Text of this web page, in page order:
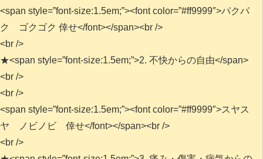
<span style=”font-size:1.5em;”><font color=”#ff9999″>パクパ
ク ゴクゴク 倖せ</font></span><br />
<br />
★<span style=”font-size:1.5em;”>2. 不快からの自由</span>
<br />
<br />
<span style=”font-size:1.5em;”><font color=”#ff9999″>スヤス
ヤ ノビノビ 倖せ</font></span><br />
<br />